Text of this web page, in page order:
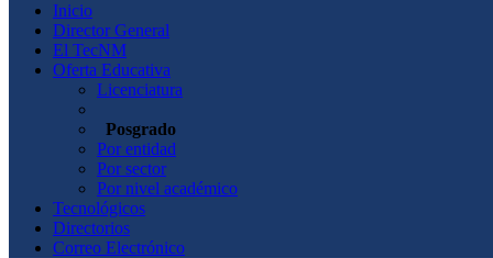
Inicio
Director General
El TecNM
Oferta Educativa
Licenciatura
Posgrado
Por entidad
Por sector
Por nivel académico
Tecnológicos
Directorios
Correo Electrónico